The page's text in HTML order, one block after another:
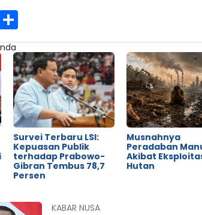
Survei Terbaru LSI:
Kepuasan Publik
terhadap Prabowo-
Gibran Tembus 78,7
Persen
Musnahnya
Peradaban
Akibat
Hutan
KABAR NUSA